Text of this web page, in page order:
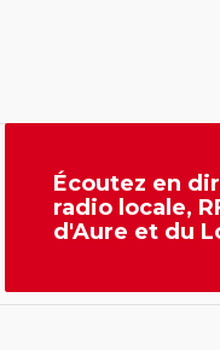
Écoutez en
radio locale,
d'Aure et du